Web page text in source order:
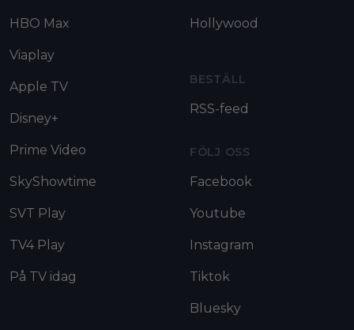
HBO Max
Viaplay
Apple TV
Disney+
Prime Video
SkyShowtime
SVT Play
TV4 Play
På TV idag
Hollywood
BESTÄLL
RSS-feed
FÖLJ OSS
Facebook
Youtube
Instagram
Tiktok
Bluesky